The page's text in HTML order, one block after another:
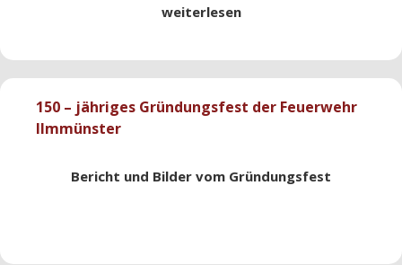
weiterlesen
150 – jähriges Gründungsfest der Feuerwehr
Ilmmünster
Bericht und Bilder vom Gründungsfest